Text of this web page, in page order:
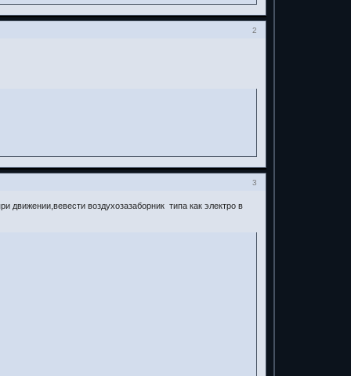
2
3
движении,вевести воздухозазаборник типа как электро в